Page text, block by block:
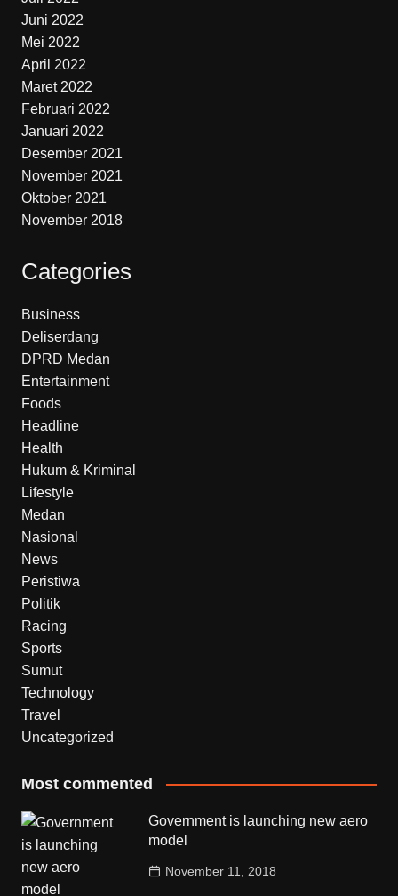
Juni 2022
Mei 2022
April 2022
Maret 2022
Februari 2022
Januari 2022
Desember 2021
November 2021
Oktober 2021
November 2018
Categories
Business
Deliserdang
DPRD Medan
Entertainment
Foods
Headline
Health
Hukum & Kriminal
Lifestyle
Medan
Nasional
News
Peristiwa
Politik
Racing
Sports
Sumut
Technology
Travel
Uncategorized
Most commented
Government is launching new aero
model
November 11, 2018